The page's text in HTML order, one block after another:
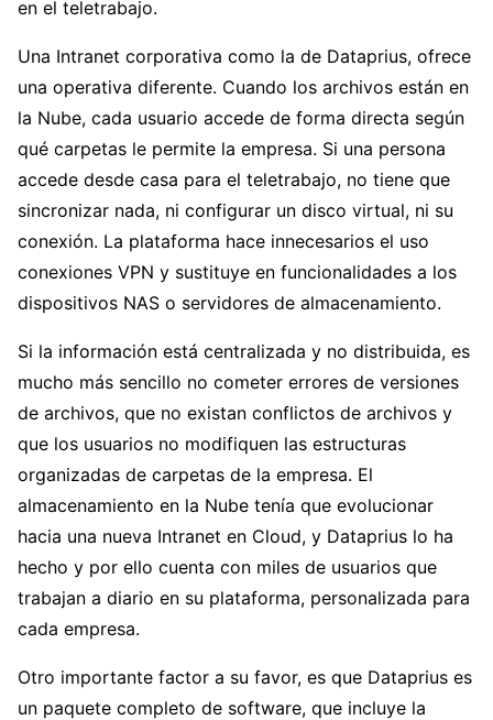
en el teletrabajo.
Una Intranet corporativa como la de Dataprius, ofrece
una operativa diferente. Cuando los archivos están en
la Nube, cada usuario accede de forma directa según
qué carpetas le permite la empresa. Si una persona
accede desde casa para el teletrabajo, no tiene que
sincronizar nada, ni configurar un disco virtual, ni su
conexión. La plataforma hace innecesarios el uso
conexiones VPN y sustituye en funcionalidades a los
dispositivos NAS o servidores de almacenamiento.
Si la información está centralizada y no distribuida, es
mucho más sencillo no cometer errores de versiones
de archivos, que no existan conflictos de archivos y
que los usuarios no modifiquen las estructuras
organizadas de carpetas de la empresa. El
almacenamiento en la Nube tenía que evolucionar
hacia una nueva Intranet en Cloud, y Dataprius lo ha
hecho y por ello cuenta con miles de usuarios que
trabajan a diario en su plataforma, personalizada para
cada empresa.
Otro importante factor a su favor, es que Dataprius es
un paquete completo de software, que incluye la